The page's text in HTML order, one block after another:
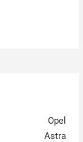
Opel
Astra